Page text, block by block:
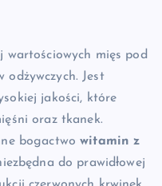
mięs pod
odżywczych. Jest
jakości, które
oraz tkanek.
bogactwowitamin z
do prawidłowej